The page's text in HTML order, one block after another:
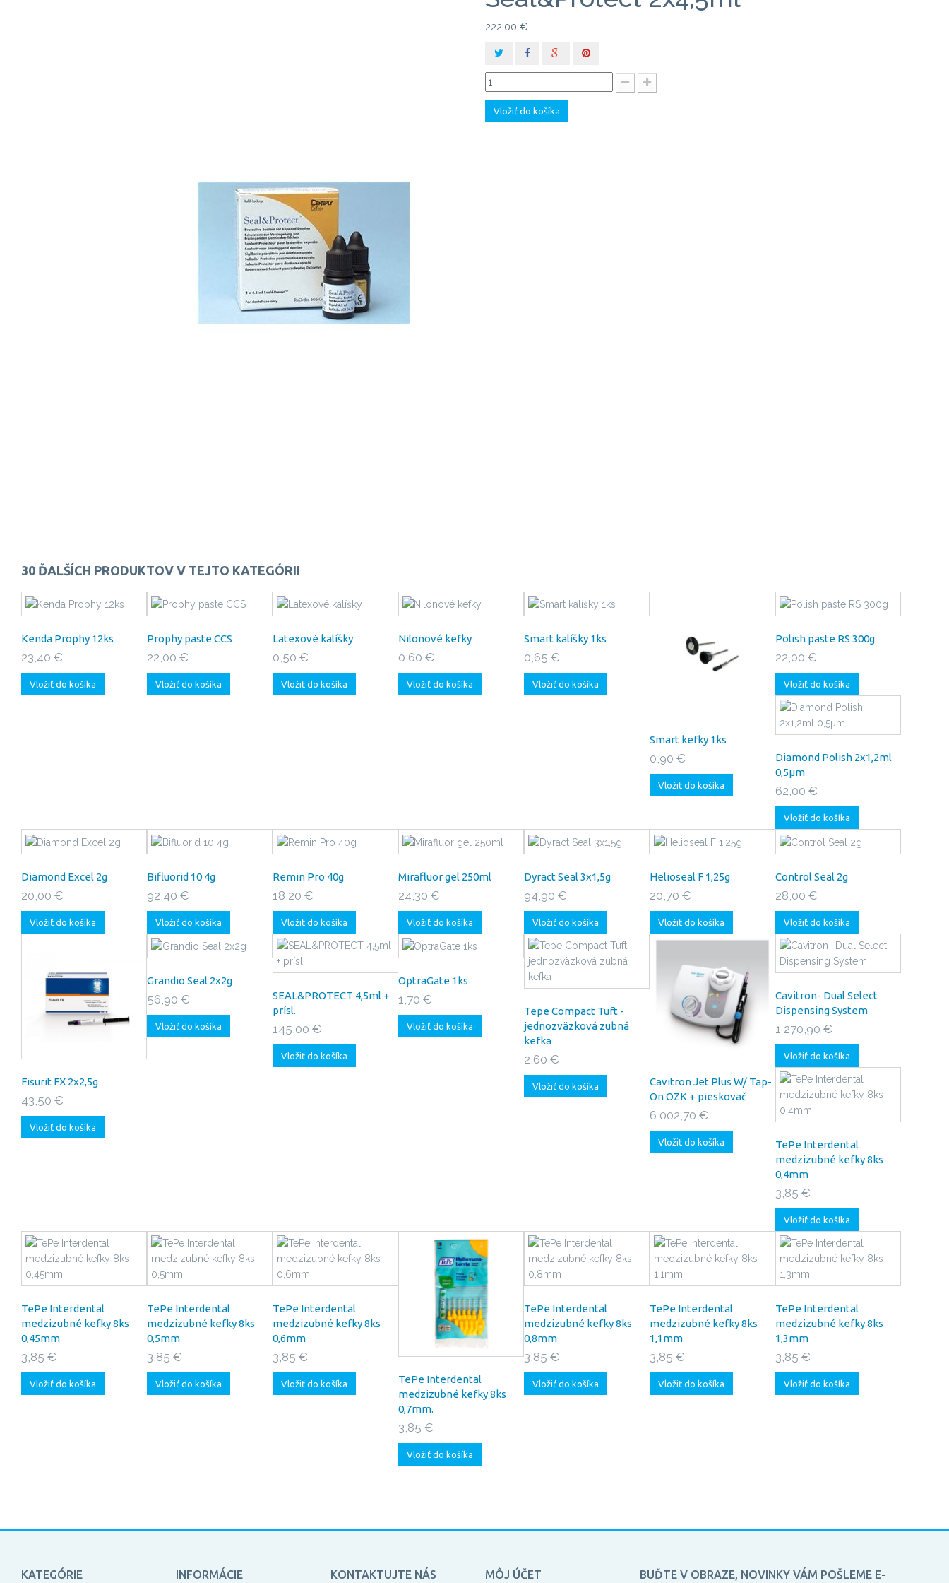
222,00 €
Vložiť do košíka
30 ĎALŠÍCH PRODUKTOV V TEJTO KATEGÓRII
Kenda Prophy 12ks
23,40 €
Vložiť do košíka
Prophy paste CCS
22,00 €
Vložiť do košíka
Latexové kalíšky
0,50 €
Vložiť do košíka
Nilonové kefky
0,60 €
Vložiť do košíka
Smart kalíšky 1ks
0,65 €
Vložiť do košíka
Smart kefky 1ks
0,90 €
Vložiť do košíka
Polish paste RS 300g
22,00 €
Vložiť do košíka
Diamond Polish 2x1,2ml
0,5µm
62,00 €
Vložiť do košíka
Diamond Excel 2g
20,00 €
Vložiť do košíka
Bifluorid 10 4g
92,40 €
Vložiť do košíka
Remin Pro 40g
18,20 €
Vložiť do košíka
Mirafluor gel 250ml
24,30 €
Vložiť do košíka
Dyract Seal 3x1,5g
94,90 €
Vložiť do košíka
Helioseal F 1,25g
20,70 €
Vložiť do košíka
Control Seal 2g
28,00 €
Vložiť do košíka
Fisurit FX 2x2,5g
43,50 €
Vložiť do košíka
Grandio Seal 2x2g
56,90 €
Vložiť do košíka
SEAL&PROTECT 4,5ml +
prísl.
145,00 €
Vložiť do košíka
OptraGate 1ks
1,70 €
Vložiť do košíka
Tepe Compact Tuft -
jednozväzková zubná
kefka
2,60 €
Vložiť do košíka
Cavitron Jet Plus W/ Tap-
On OZK + pieskovač
6 002,70 €
Vložiť do košíka
Cavitron- Dual Select
Dispensing System
1 270,90 €
Vložiť do košíka
TePe Interdental
medzizubné kefky 8ks
0,4mm
3,85 €
Vložiť do košíka
TePe Interdental
medzizubné kefky 8ks
0,45mm
3,85 €
Vložiť do košíka
TePe Interdental
medzizubné kefky 8ks
0,5mm
3,85 €
Vložiť do košíka
TePe Interdental
medzizubné kefky 8ks
0,6mm
3,85 €
Vložiť do košíka
TePe Interdental
medzizubné kefky 8ks
0,7mm.
3,85 €
Vložiť do košíka
TePe Interdental
medzizubné kefky 8ks
0,8mm
3,85 €
Vložiť do košíka
TePe Interdental
medzizubné kefky 8ks
1,1mm
3,85 €
Vložiť do košíka
TePe Interdental
medzizubné kefky 8ks
1,3mm
3,85 €
Vložiť do košíka
KATEGÓRIE INFORMÁCIE KONTAKTUJTE NÁS MÔJ ÚČET BUĎTE V OBRAZE, NOVINKY VÁM POŠLEME E-